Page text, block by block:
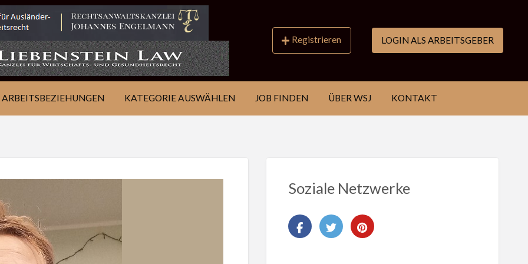
JOB
FINDEN
ÜBER
WSJ
KONTAKT
Registrieren LOGIN ALS ARBEITSGEBER
ARBEITSBEZIEHUNGEN KATEGORIE AUSWÄHLEN JOB FINDEN ÜBER WSJ KONTAKT
Soziale Netzwerke